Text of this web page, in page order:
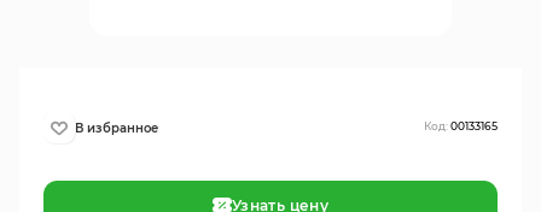
Код:00133165
Узнать цену